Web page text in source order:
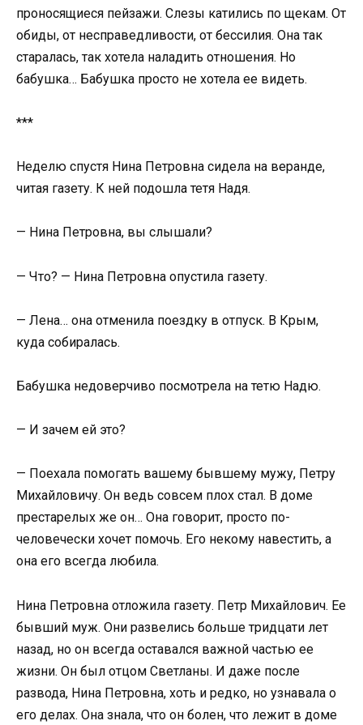
проносящиеся пейзажи. Слезы катились по щекам. От
обиды, от несправедливости, от бессилия. Она так
старалась, так хотела наладить отношения. Но
бабушка… Бабушка просто не хотела ее видеть.
***
Неделю спустя Нина Петровна сидела на веранде,
читая газету. К ней подошла тетя Надя.
— Нина Петровна, вы слышали?
— Что? — Нина Петровна опустила газету.
— Лена… она отменила поездку в отпуск. В Крым,
куда собиралась.
Бабушка недоверчиво посмотрела на тетю Надю.
— И зачем ей это?
— Поехала помогать вашему бывшему мужу, Петру
Михайловичу. Он ведь совсем плох стал. В доме
престарелых же он… Она говорит, просто по-
человечески хочет помочь. Его некому навестить, а
она его всегда любила.
Нина Петровна отложила газету. Петр Михайлович. Ее
бывший муж. Они развелись больше тридцати лет
назад, но он всегда оставался важной частью ее
жизни. Он был отцом Светланы. И даже после
развода, Нина Петровна, хоть и редко, но узнавала о
его делах. Она знала, что он болен, что лежит в доме